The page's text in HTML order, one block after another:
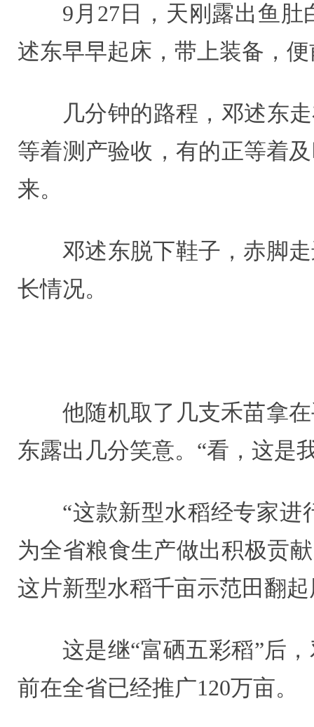
9月27日，天刚露出鱼
述东早早起床，带上装备，
几分钟的路程，邓述东
等着测产验收，有的正等着
来。
邓述东脱下鞋子，赤脚
长情况。
他随机取了几支禾苗拿
东露出几分笑意。“看，这是
“这款新型水稻经专家
为全省粮食生产做出积极贡
这片新型水稻千亩示范田翻
这是继“富硒五彩稻”后
前在全省已经推广120万亩。